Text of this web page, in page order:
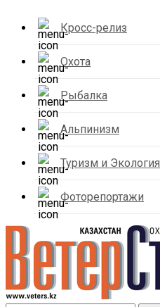
Кросс-релиз
Охота
Рыбалка
Альпинизм
Туризм и Экология
Фоторепортажи